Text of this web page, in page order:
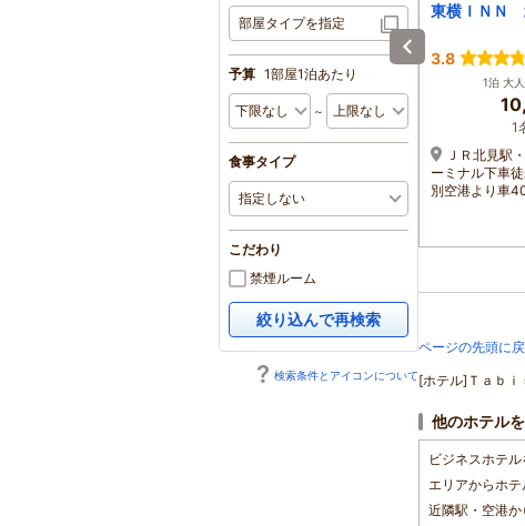
部屋タイプを指定
予算 1部屋1泊あたり
～
食事タイプ
こだわり
禁煙ルーム
絞り込んで再検索
検索条件とアイコンについて
北見東和ホテル
3.4
1泊 大人2名 合計(税込)
8,216円～
1名 4,108円～
ＪＲ石北線北見駅より徒
歩１２分、女満別空港より
車で４０分
東横ＩＮＮ
3.8
1泊 大
1
ＪＲ北見駅
ーミナル下車
別空港より車
ページの先頭に
[ホテル]Ｔａｂ
他のホテル
ビジネスホテ
エリアからホ
近隣駅・空港